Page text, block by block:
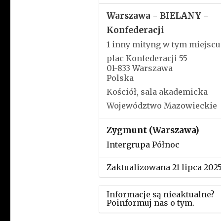
Warszawa - BIELANY -
Konfederacji
1 inny mityng w tym miejscu
plac Konfederacji 55
01-833 Warszawa
Polska
Kościół, sala akademicka
Województwo Mazowieckie
Zygmunt (Warszawa)
Intergrupa Północ
Zaktualizowana 21 lipca
Informacje są nieaktualne?
Poinformuj nas o tym.